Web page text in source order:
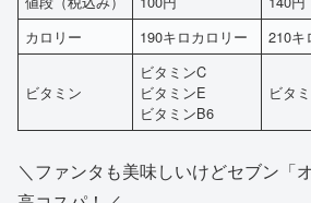
カロリー
190キロカロリー 210キ
ビタミン
ビタミンC
ビタミンE
ビタミンB6
ビタ
＼ファンタも美味しいけどセブン「